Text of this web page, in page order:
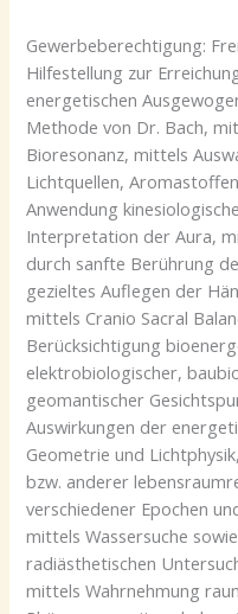
Gewerbeberechtigung:
Hilfestellung zur
energetischen
Methode von Dr. Bach,
Bioresonanz, mittels
Lichtquellen,
Anwendung
Interpretation der Aura,
durch sanfte Berührung
gezieltes Auflegen der
mittels Cranio Sacral
Berücksichtigung
elektrobiologischer,
geomantischer
Auswirkungen der
Geometrie und
bzw. anderer
verschiedener Epochen
mittels Wassersuche sowie
radiästhetischen
mittels Wahrnehmung